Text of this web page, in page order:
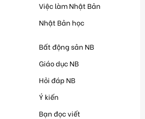
Việc làm Nhật Bản
Nhật Bản học
Bất động sản NB
Giáo dục NB
Hỏi đáp NB
Ý kiến
Bạn đọc viết